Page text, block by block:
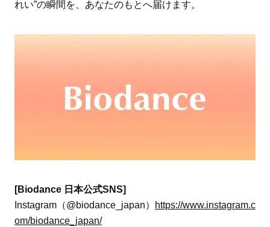
れい”の瞬間を、あなたのもとへ届けます。
[Biodance 日本公式SNS]
Instagram（@biodance_japan）
https://www.instagram.c
om/biodance_japan/